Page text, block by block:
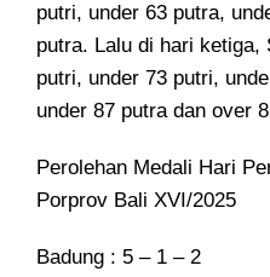
putri, under 63 putra,
putra. Lalu di hari ketiga,
putri, under 73 putri,
under 87 putra dan over
Perolehan Medali Hari
Porprov Bali XVI/2025
Badung : 5 – 1 – 2